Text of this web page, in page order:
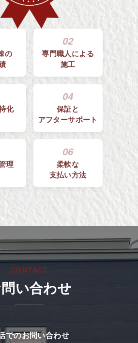
の
02
専門職人による
施工
化
04
保証と
アフターサポート
理
06
柔軟な
支払い方法
CONTACT
い合わせ
でのお問い合わせ